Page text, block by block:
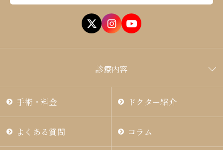
手術・料金 ドクター紹介
よくある質問 コラム
診療内容